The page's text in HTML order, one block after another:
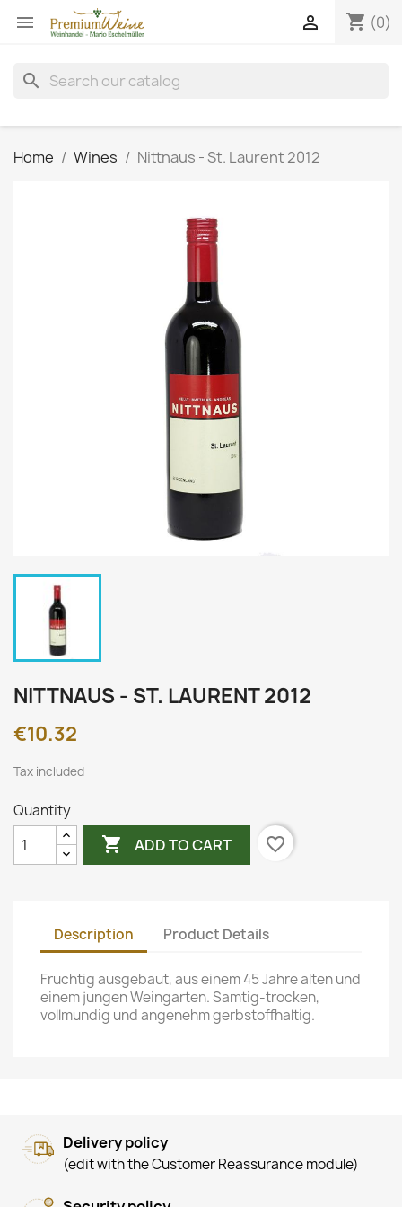
 shopping_cart (0)

search
Home Wines Nittnaus - St. Laurent 2012
NITTNAUS - ST. LAURENT 2012
€10.32
Tax included
Quantity
 ADD TO CART favorite_border
Description Product Details
Fruchtig ausgebaut, aus einem 45 Jahre alten und
einem jungen Weingarten. Samtig-trocken,
vollmundig und angenehm gerbstoffhaltig.
Delivery policy
(edit with the Customer Reassurance module)